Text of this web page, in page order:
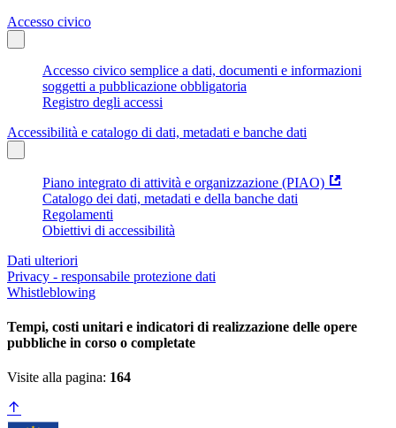
Accesso civico
Accesso civico semplice a dati, documenti e informazioni
soggetti a pubblicazione obbligatoria
Registro degli accessi
Accessibilità e catalogo di dati, metadati e banche dati
Piano integrato di attività e organizzazione (PIAO)
Catalogo dei dati, metadati e della banche dati
Regolamenti
Obiettivi di accessibilità
Dati ulteriori
Privacy - responsabile protezione dati
Whistleblowing
Tempi, costi unitari e indicatori di realizzazione delle opere
pubbliche in corso o completate
Visite alla pagina: 164